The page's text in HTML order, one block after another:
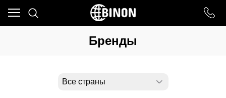
Бренды
Ваш город - ст. Каневская,
угадали?